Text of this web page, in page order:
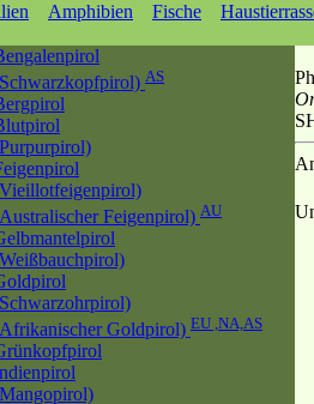
Amphibien Fische
AS
Feigenpirol) AU
Goldpirol) EU ,NA,AS